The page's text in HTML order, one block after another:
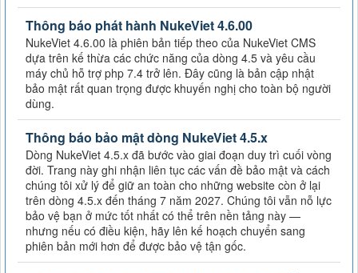
Thông báo phát hành NukeViet 4.6.00
NukeViet 4.6.00 là phiên bản tiếp theo của NukeViet CMS
dựa trên kế thừa các chức năng của dòng 4.5 và yêu cầu
máy chủ hỗ trợ php 7.4 trở lên. Đây cũng là bản cập nhật
bảo mật rất quan trọng được khuyến nghị cho toàn bộ người
dùng.
Thông báo bảo mật dòng NukeViet 4.5.x
Dòng NukeViet 4.5.x đã bước vào giai đoạn duy trì cuối vòng
đời. Trang này ghi nhận liên tục các vấn đề bảo mật và cách
chúng tôi xử lý để giữ an toàn cho những website còn ở lại
trên dòng 4.5.x đến tháng 7 năm 2027. Chúng tôi vẫn nỗ lực
bảo vệ bạn ở mức tốt nhất có thể trên nền tảng này —
nhưng nếu có điều kiện, hãy lên kế hoạch chuyển sang
phiên bản mới hơn để được bảo vệ tận gốc.